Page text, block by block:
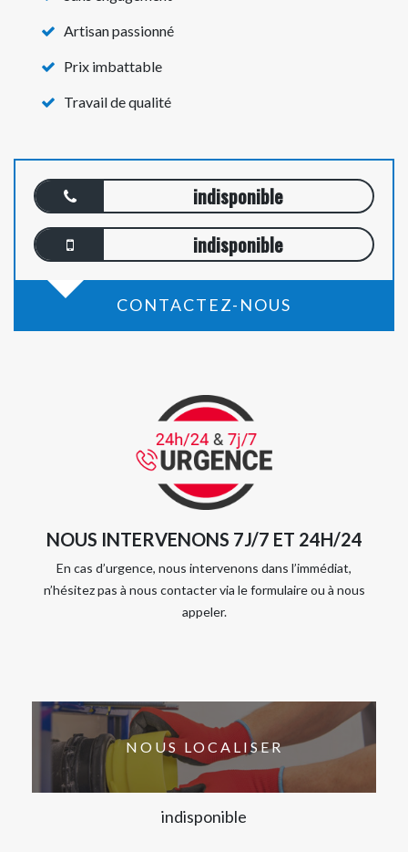
Artisan passionné
Prix imbattable
Travail de qualité
indisponible
indisponible
CONTACTEZ-NOUS
NOUS INTERVENONS 7J/7 ET 24H/24
En cas d’urgence, nous intervenons dans l’immédiat,
n’hésitez pas à nous contacter via le formulaire ou à nous
appeler.
NOUS LOCALISER
indisponible